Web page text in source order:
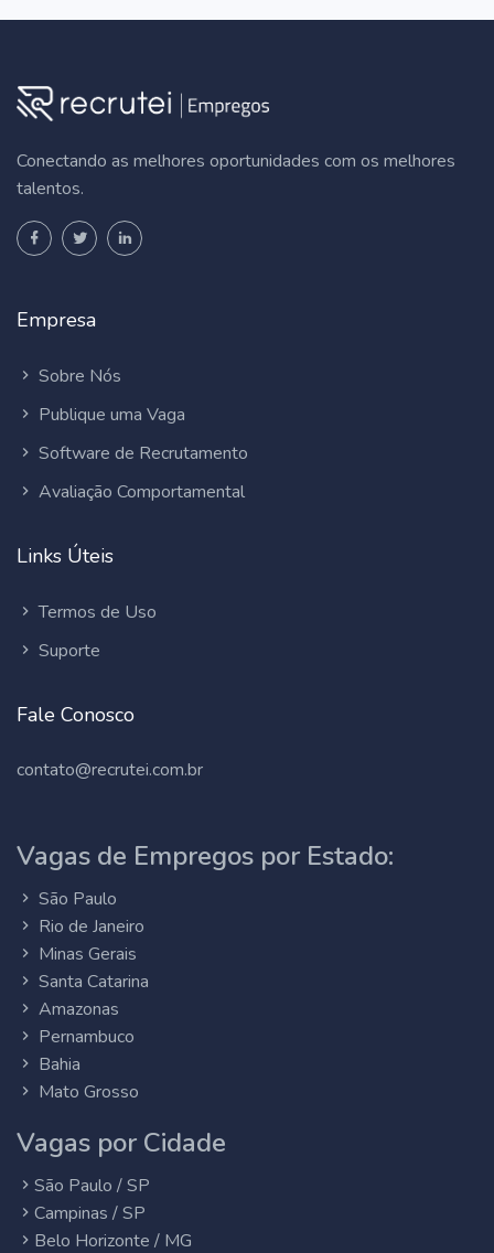
Conectando as melhores oportunidades com os melhores
talentos.
Empresa
Sobre Nós
Publique uma Vaga
Software de Recrutamento
Avaliação Comportamental
Links Úteis
Termos de Uso
Suporte
Fale Conosco
contato@recrutei.com.br
Vagas de Empregos por Estado:
São Paulo
Rio de Janeiro
Minas Gerais
Santa Catarina
Amazonas
Pernambuco
Bahia
Mato Grosso
Vagas por Cidade
São Paulo / SP
Campinas / SP
Belo Horizonte / MG